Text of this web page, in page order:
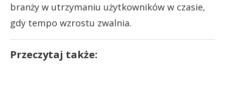
branży w utrzymaniu użytkowników w czasie,
gdy tempo wzrostu zwalnia.
Przeczytaj także: